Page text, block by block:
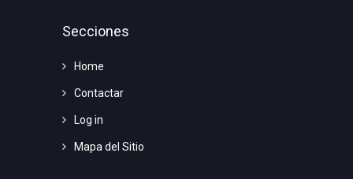
Secciones
Home
Contactar
Log in
Mapa del Sitio